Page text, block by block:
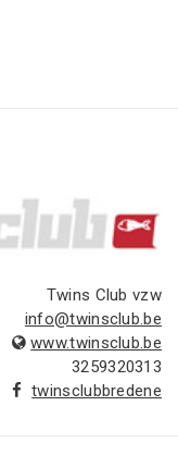
Twins Club vzw
info@twinsclub.be
www.twinsclub.be
3259320313
twinsclubbredene